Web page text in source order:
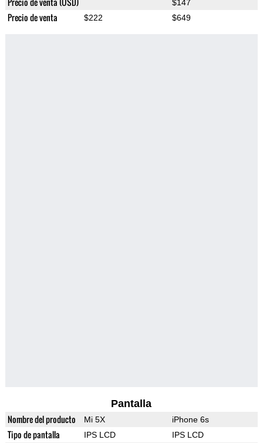
$147
Precio de venta $222 $649
Pantalla
Nombre del producto Mi 5X iPhone 6s
Tipo de pantalla IPS LCD IPS LCD